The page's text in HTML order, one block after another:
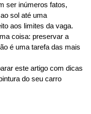
ser inúmeros fatos,
sol até uma
aos limites da vaga.
coisa: preservar a
é uma tarefa das mais
este artigo com dicas
do seu carro